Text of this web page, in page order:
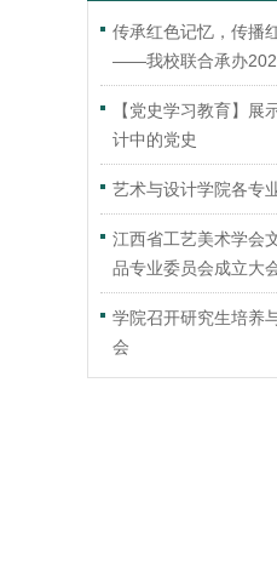
传承红色记忆，传播
——我校联合承办
【党史学习教育】展
计中的党史
艺术与设计学院各专
江西省工艺美术学会
品专业委员会成立大
学院召开研究生培养
会